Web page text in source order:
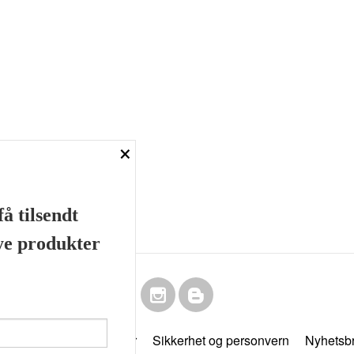
Kjøpsbetingelser Sikkerhet og personvern
×
tilsendt
produkter